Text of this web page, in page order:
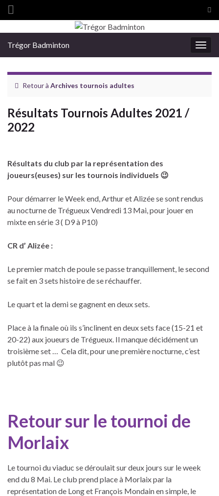
Search for:
Trégor Badminton
Retour à Archives tournois adultes
Résultats Tournois Adultes 2021 /
2022
Résultats du club par la représentation des
joueurs(euses) sur les tournois individuels 😉
Pour démarrer le Week end, Arthur et Alizée se sont rendus
au nocturne de Trégueux Vendredi 13 Mai, pour jouer en
mixte en série 3 ( D9 à P10)
CR d’ Alizée :
Le premier match de poule se passe tranquillement, le second
se fait en 3 sets histoire de se réchauffer.
Le quart et la demi se gagnent en deux sets.
Place à la finale où ils s’inclinent en deux sets face (15-21 et
20-22) aux joueurs de Trégueux. Il manque décidément un
troisième set … Cela dit, pour une première nocturne, c’est
plutôt pas mal 😉
Retour sur le tournoi de
Morlaix
Le tournoi du viaduc se déroulait sur deux jours sur le week
end du 8 Mai. Le club prend place à Morlaix par la
représentation de Long et François Mondain en simple, le